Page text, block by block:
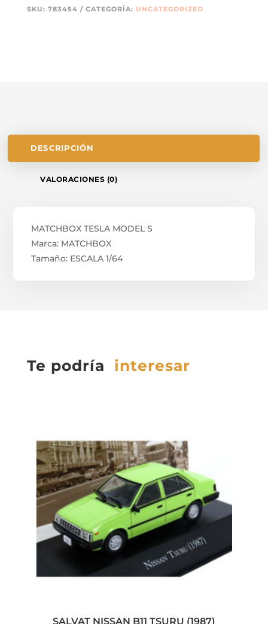
SKU: 783454 CATEGORÍA: UNCATEGORIZED
DESCRIPCIÓN
VALORACIONES (0)
MATCHBOX TESLA MODEL S
Marca: MATCHBOX
Tamaño: ESCALA 1/64
Te podría interesar
SALVAT NISSAN B11 TSURU (1987)